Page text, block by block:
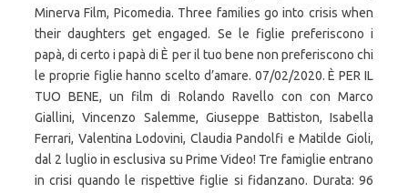
Minerva Film, Picomedia. Three families go into crisis when
their daughters get engaged. Se le figlie preferiscono i
papà, di certo i papà di È per il tuo bene non preferiscono chi
le proprie figlie hanno scelto d’amare. 07/02/2020. È PER IL
TUO BENE, un film di Rolando Ravello con con Marco
Giallini, Vincenzo Salemme, Giuseppe Battiston, Isabella
Ferrari, Valentina Lodovini, Claudia Pandolfi e Matilde Gioli,
dal 2 luglio in esclusiva su Prime Video! Tre famiglie entrano
in crisi quando le rispettive figlie si fidanzano. Durata: 96